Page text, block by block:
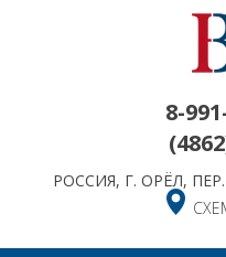
8-
РОССИЯ, Г. ОРЁЛ,